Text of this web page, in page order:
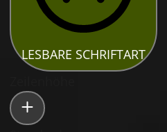
LESBARE SCHRIFTART